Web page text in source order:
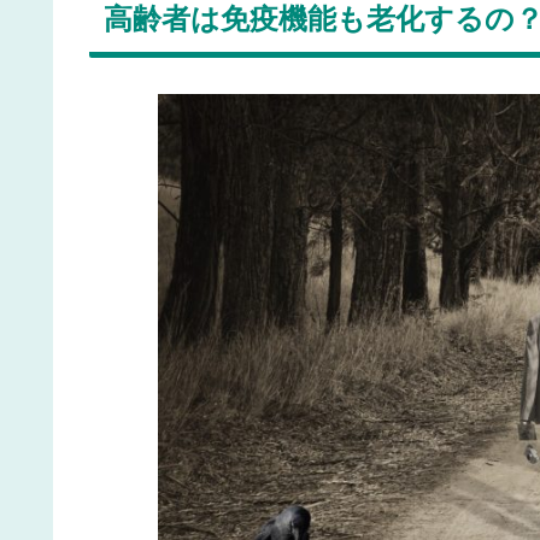
高齢者は免疫機能も老化するの